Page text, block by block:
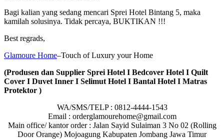
Bagi kalian yang sedang mencari Sprei Hotel Bintang 5, maka
kamilah solusinya. Tidak percaya, BUKTIKAN !!!
Best regrads,
Glamoure Home–Touch of Luxury your Home
(Produsen dan Supplier Sprei Hotel I Bedcover Hotel I Quilt
Cover I Duvet Inner I Selimut Hotel I Bantal Hotel I Matras
Protektor )
WA/SMS/TELP : 0812-4444-1543
Email : orderglamourehome@gmail.com
Main office/ kantor order : Jalan Sayid Sulaiman 3 No 02 (Rolling
Door Orange) Mojoagung Kabupaten Jombang Jawa Timur